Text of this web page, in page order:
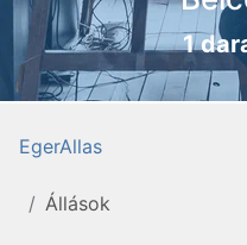
1
EgerAllas
Állások